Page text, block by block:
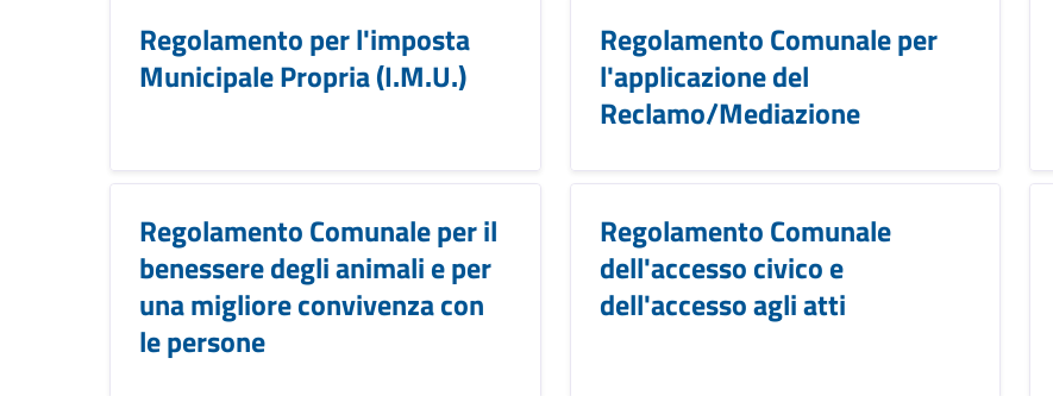
Regolamento per l'imposta
Municipale Propria (I.M.U.)
Regolamento Comunale per
l'applicazione del
Reclamo/Mediazione
Regolamento Comunale per il
benessere degli animali e per
una migliore convivenza con
le persone
Regolamento Comunale
dell'accesso civico e
dell'accesso agli atti